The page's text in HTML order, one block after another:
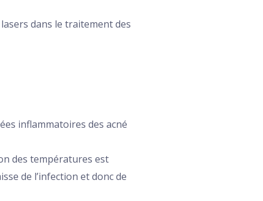
dans le traitement des
inflammatoires des acné
des températures est
de l’infection et donc de